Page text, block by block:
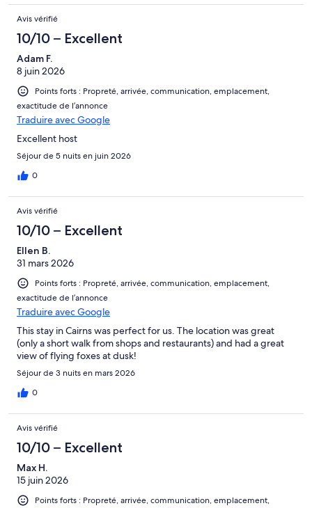
Avis vérifié
10/10 – Excellent
Adam F.
8 juin 2026
Points forts : Propreté, arrivée, communication, emplacement,
exactitude de l’annonce
Traduire avec Google
Excellent host
Séjour de 5 nuits en juin 2026
0
Avis vérifié
10/10 – Excellent
Ellen B.
31 mars 2026
Points forts : Propreté, arrivée, communication, emplacement,
exactitude de l’annonce
Traduire avec Google
This stay in Cairns was perfect for us. The location was great
(only a short walk from shops and restaurants) and had a great
view of flying foxes at dusk!
Séjour de 3 nuits en mars 2026
0
Avis vérifié
10/10 – Excellent
Max H.
15 juin 2026
Points forts : Propreté, arrivée, communication, emplacement,